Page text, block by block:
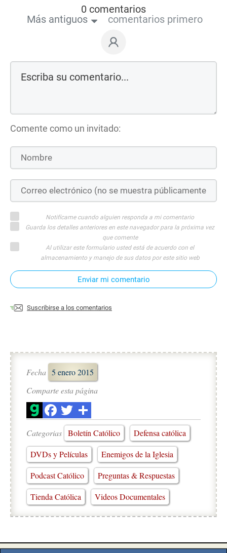
0 comentarios
Más antiguos
comentarios primero
Comente como un invitado:
Notifícame cuando alguien responda a mi comentario
Guarda los detalles anteriores en este navegador para la próxima vez
que comente
Al utilizar este formulario usted está de acuerdo con el
almacenamiento y manejo de sus datos por este sitio web
Enviar mi comentario
Suscribirse a los comentarios
Fecha 5 enero 2015
Comparte esta página
Categorias Boletín Católico
Defensa católica
DVDs y Películas
Enemigos de la Iglesia
Podcast Católico
Preguntas & Respuestas
Tienda Católica
Videos Documentales